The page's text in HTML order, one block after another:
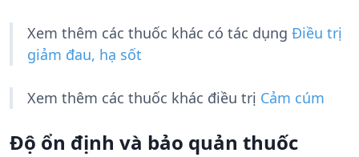
Xem thêm các thuốc khác có tác dụng Điều trị
giảm đau, hạ sốt
Xem thêm các thuốc khác điều trị Cảm cúm
Độ ổn định và bảo quản thuốc